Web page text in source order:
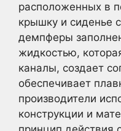
расположенных в
крышку и сиденье
демпферы
жидкостью,
каналы, создает
обеспечивает
производители
конструкции и